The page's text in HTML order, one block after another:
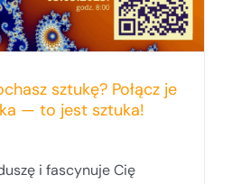
sztukę? Połącz je
— to jest sztuka!
i fascynuje Cię